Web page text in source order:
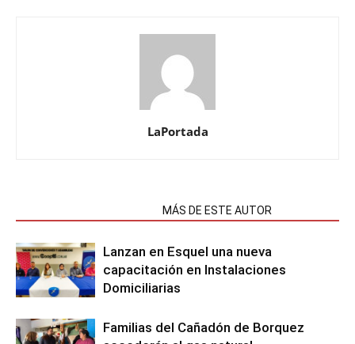
LaPortada
MÁS DE ESTE AUTOR
Lanzan en Esquel una nueva
capacitación en Instalaciones
Domiciliarias
Familias del Cañadón de Borquez